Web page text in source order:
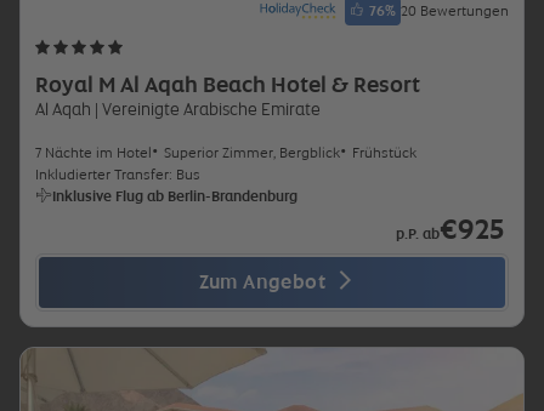
Royal M Al Aqah Beach Hotel & Resort
Al Aqah | Vereinigte Arabische Emirate
76% 20 Bewertungen
7 Nächte im Hotel Superior Zimmer, Bergblick
Frühstück
Inkludierter Transfer: Bus
Inklusive Flug ab Berlin-Brandenburg
p.P. ab€925
Zum Angebot